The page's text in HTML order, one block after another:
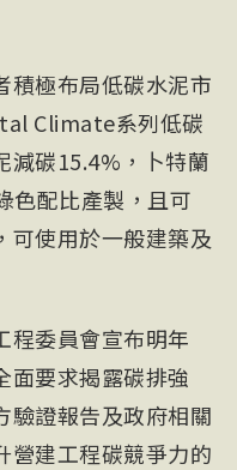
積極布局低碳水泥市
Climate系列低碳
減碳15.4%，卜特蘭
色配比產製，且可
可使用於一般建築及
程委員會宣布明年
面要求揭露碳排強
驗證報告及政府相關
營建工程碳競爭力的